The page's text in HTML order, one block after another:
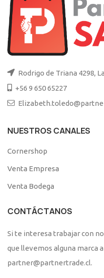
Rodrigo de Triana 4298,
+56 9 650 65227
NUESTROS CANALES
Cornershop
Venta Empresa
Venta Bodega
CONTÁCTANOS
Si te interesa trabajar con
que llevemos alguna marca
partner@partnertrade.cl.